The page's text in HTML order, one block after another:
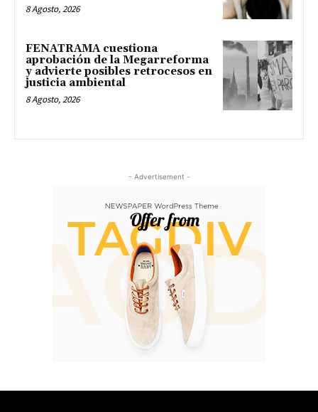
8 Agosto, 2026
FENATRAMA cuestiona
aprobación de la Megarreforma
y advierte posibles retrocesos en
justicia ambiental
8 Agosto, 2026
- Advertisement -